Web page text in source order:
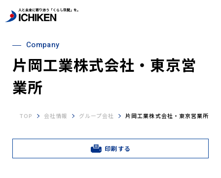
人と未来に寄り添う「くらし空間」を。
Company
片岡工業株式会社・東京営
業所
TOP 会社情報 グループ会社 片岡工業株式会社・東京営業所
印刷する